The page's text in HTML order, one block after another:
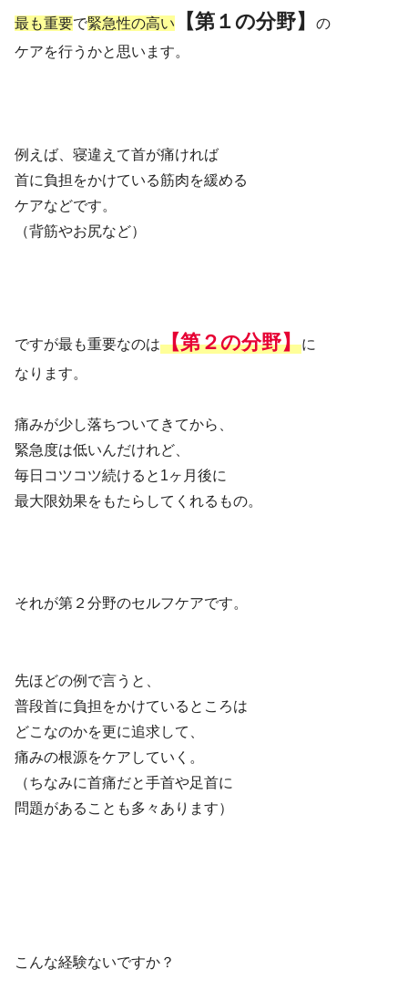
最も重要で緊急性の高い 【第１の分野】
の
ケアを行うかと思います。
例えば、寝違えて首が痛ければ
首に負担をかけている筋肉を緩める
ケアなどです。
（背筋やお尻など）
ですが最も重要なのは【第２の分野】に
なります。
痛みが少し落ちついてきてから、
緊急度は低いんだけれど、
毎日コツコツ続けると1ヶ月後に
最大限効果をもたらしてくれるもの。
それが第２分野のセルフケアです。
先ほどの例で言うと、
普段首に負担をかけているところは
どこなのかを更に追求して、
痛みの根源をケアしていく。
（ちなみに首痛だと手首や足首に
問題があることも多々あります）
こんな経験ないですか？